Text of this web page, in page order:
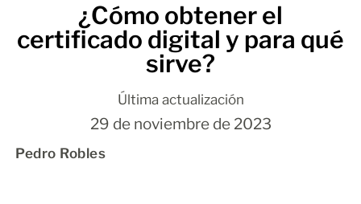
¿Cómo obtener el
certificado digital y para qué
sirve?
Última actualización
29 de noviembre de 2023
Pedro Robles